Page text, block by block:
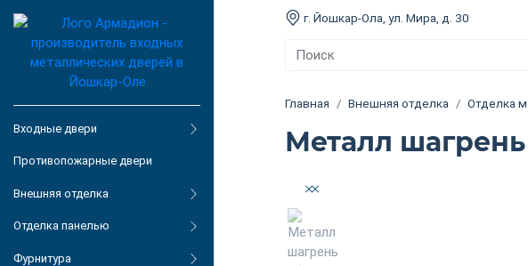
Входные двери
Противопожарные двери
Внешняя отделка
Отделка панелью
Фурнитура
г. Йошкар-Ола, ул. Мира, д. 30
Главная Внешняя отделка Отделка
Металл